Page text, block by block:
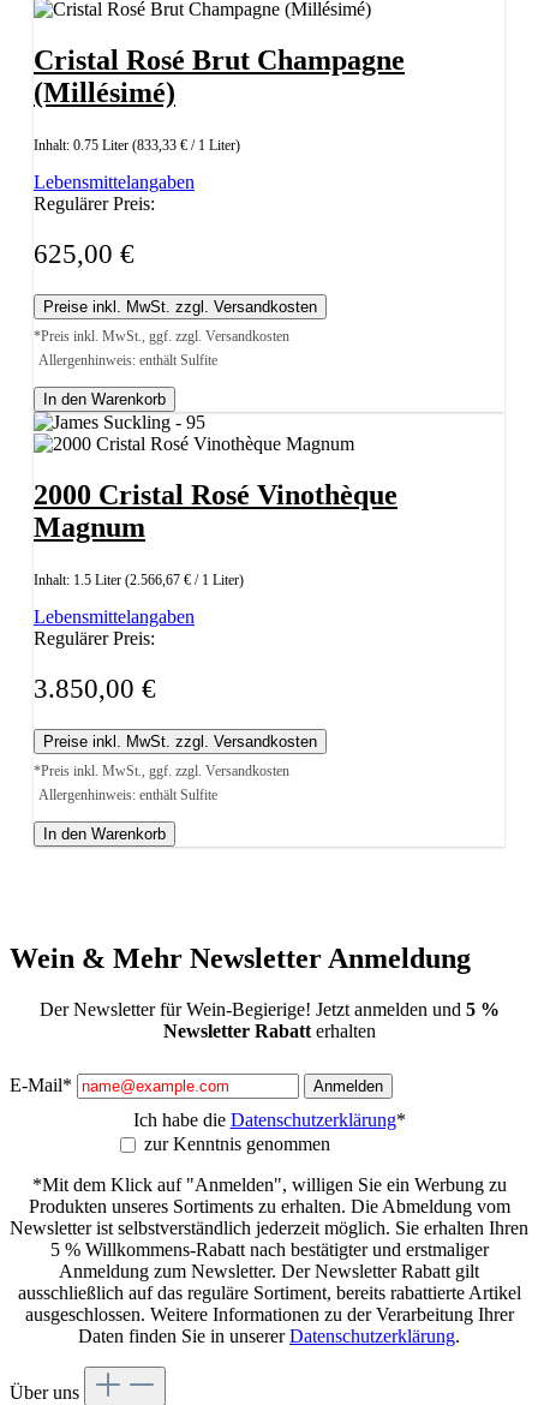
Cristal Rosé Brut Champagne
(Millésimé)
Inhalt: 0.75 Liter (833,33 € / 1 Liter)
Lebensmittelangaben
Regulärer Preis:
625,00 €
Preise inkl. MwSt. zzgl. Versandkosten
*Preis inkl. MwSt., ggf. zzgl. Versandkosten
Allergenhinweis: enthält Sulfite
In den Warenkorb
2000 Cristal Rosé Vinothèque
Magnum
Inhalt: 1.5 Liter (2.566,67 € / 1 Liter)
Lebensmittelangaben
Regulärer Preis:
3.850,00 €
Preise inkl. MwSt. zzgl. Versandkosten
*Preis inkl. MwSt., ggf. zzgl. Versandkosten
Allergenhinweis: enthält Sulfite
In den Warenkorb
Wein & Mehr Newsletter Anmeldung
Der Newsletter für Wein-Begierige! Jetzt anmelden und 5 %
Newsletter Rabatterhalten
E-Mail* Anmelden
Ich habe die Datenschutzerklärung*
zur Kenntnis genommen
*Mit dem Klick auf "Anmelden", willigen Sie ein Werbung zu
Produkten unseres Sortiments zu erhalten. Die Abmeldung vom
Newsletter ist selbstverständlich jederzeit möglich. Sie erhalten Ihren
5 % Willkommens-Rabatt nach bestätigter und erstmaliger
Anmeldung zum Newsletter. Der Newsletter Rabatt gilt
ausschließlich auf das reguläre Sortiment, bereits rabattierte Artikel
ausgeschlossen. Weitere Informationen zu der Verarbeitung Ihrer
Daten finden Sie in unsererDatenschutzerklärung.
Über uns